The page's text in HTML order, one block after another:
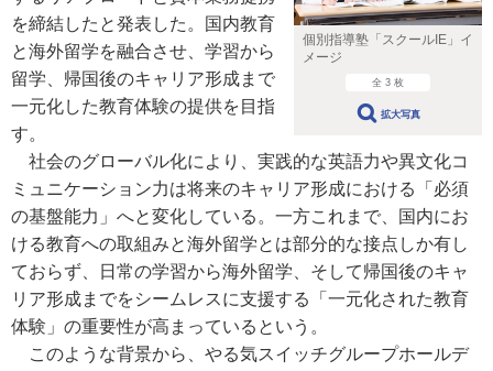
個別指導塾「スクールIE」イ
メージ
全 3 枚
拡大写真
を締結したと発表した。国内教育
と海外留学を融合させ、学習から
留学、帰国後のキャリア形成まで
一元化した教育体験の提供を目指
す。
社会のグローバル化により、実践的な英語力や異文化コ
ミュニケーション力は将来のキャリア形成における「必須
の基盤能力」へと変化している。一方これまで、国内にお
ける教育への取組みと海外留学とは部分的な接点しか有し
ておらず、日常の学習から海外留学、そして帰国後のキャ
リア形成までをシームレスに支援する「一元化された教育
体験」の重要性が高まっているという。
このような背景から、やる気スイッチグループホールデ